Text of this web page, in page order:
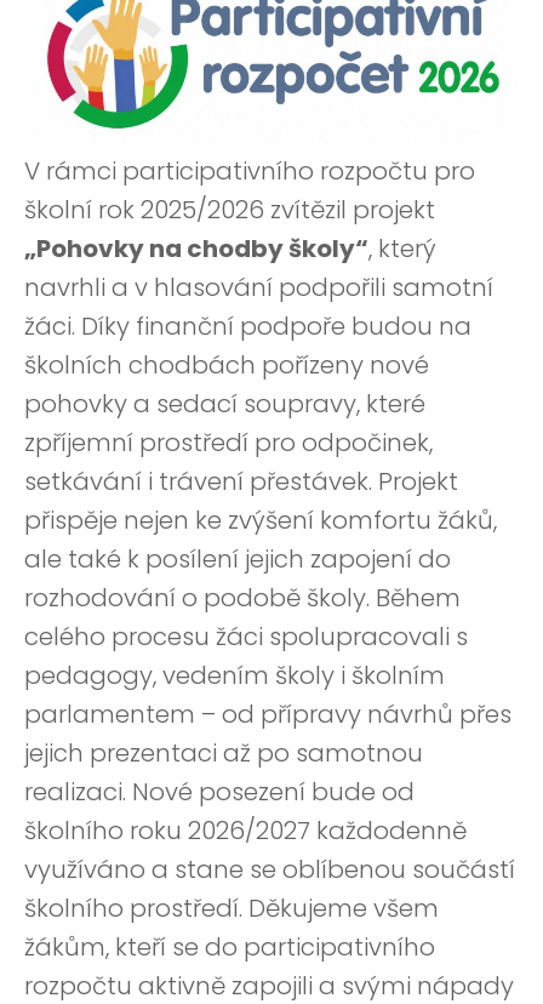
V rámci participativního rozpočtu pro
školní rok 2025/2026 zvítězil projekt
„Pohovky na chodby školy“, který
navrhli a v hlasování podpořili samotní
žáci. Díky finanční podpoře budou na
školních chodbách pořízeny nové
pohovky a sedací soupravy, které
zpříjemní prostředí pro odpočinek,
setkávání i trávení přestávek. Projekt
přispěje nejen ke zvýšení komfortu žáků,
ale také k posílení jejich zapojení do
rozhodování o podobě školy. Během
celého procesu žáci spolupracovali s
pedagogy, vedením školy i školním
parlamentem – od přípravy návrhů přes
jejich prezentaci až po samotnou
realizaci. Nové posezení bude od
školního roku 2026/2027 každodenně
využíváno a stane se oblíbenou součástí
školního prostředí. Děkujeme všem
žákům, kteří se do participativního
rozpočtu aktivně zapojili a svými nápady